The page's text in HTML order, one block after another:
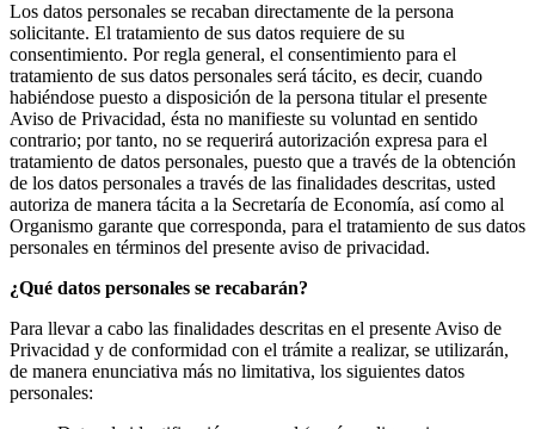
Los datos personales se recaban directamente de la persona
solicitante. El tratamiento de sus datos requiere de su
consentimiento. Por regla general, el consentimiento para el
tratamiento de sus datos personales será tácito, es decir, cuando
habiéndose puesto a disposición de la persona titular el presente
Aviso de Privacidad, ésta no manifieste su voluntad en sentido
contrario; por tanto, no se requerirá autorización expresa para el
tratamiento de datos personales, puesto que a través de la obtención
de los datos personales a través de las finalidades descritas, usted
autoriza de manera tácita a la Secretaría de Economía, así como al
Organismo garante que corresponda, para el tratamiento de sus datos
personales en términos del presente aviso de privacidad.
¿Qué datos personales se recabarán?
Para llevar a cabo las finalidades descritas en el presente Aviso de
Privacidad y de conformidad con el trámite a realizar, se utilizarán,
de manera enunciativa más no limitativa, los siguientes datos
personales: